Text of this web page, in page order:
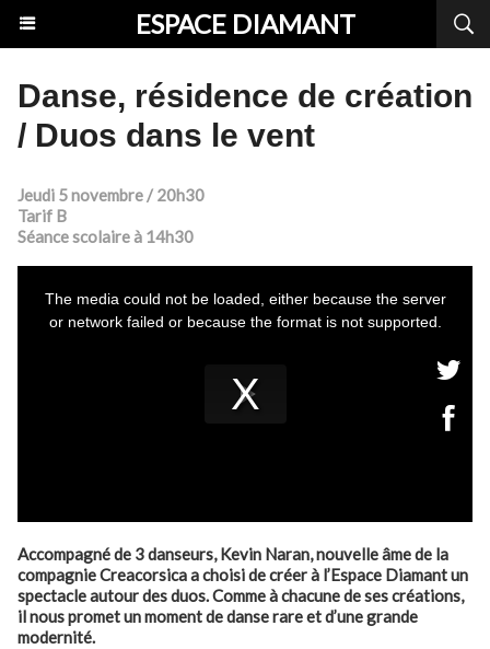
ESPACE DIAMANT
Danse, résidence de création
/ Duos dans le vent
Jeudi 5 novembre / 20h30
Tarif B
Séance scolaire à 14h30
Accompagné de 3 danseurs, Kevin Naran, nouvelle âme de la
compagnie Creacorsica a choisi de créer à l’Espace Diamant un
spectacle autour des duos. Comme à chacune de ses créations,
il nous promet un moment de danse rare et d’une grande
modernité.